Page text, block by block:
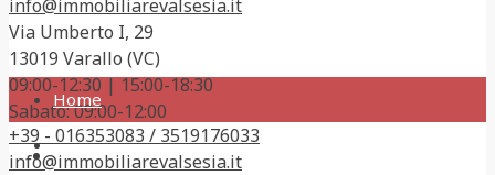
info@immobiliarevalsesia.it
Via Umberto I, 29
13019 Varallo (VC)
09:00-12:30 | 15:00-18:30
Sabato: 09:00-12:00
Home
Tutte le proprietà
+39 - 016353083 / 3519176033
info@immobiliarevalsesia.it